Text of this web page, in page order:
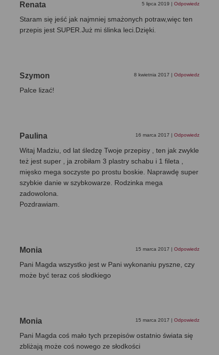
Renata 5 lipca 2019 | Odpowiedz
Staram się jeść jak najmniej smażonych potraw,więc ten
przepis jest SUPER.Już mi ślinka leci.Dzięki.
Szymon 8 kwietnia 2017 | Odpowiedz
Palce lizać!
Paulina 16 marca 2017 | Odpowiedz
Witaj Madziu, od lat śledzę Twoje przepisy , ten jak zwykle
też jest super , ja zrobiłam 3 plastry schabu i 1 fileta ,
mięsko mega soczyste po prostu boskie. Naprawdę super
szybkie danie w szybkowarze. Rodzinka mega
zadowolona.
Pozdrawiam.
Monia 15 marca 2017 | Odpowiedz
Pani Magda wszystko jest w Pani wykonaniu pyszne, czy
może być teraz coś słodkiego
Monia 15 marca 2017 | Odpowiedz
Pani Magda coś mało tych przepisów ostatnio świata się
zbliżają może coś nowego ze słodkości